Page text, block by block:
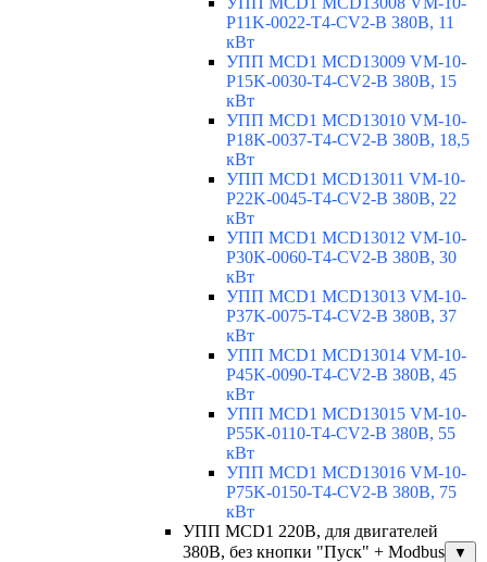
P11K-0022-T4-CV2-B 380В, 11
кВт
УПП MCD1 MCD13009 VM-10-
P15K-0030-T4-CV2-B 380В, 15
кВт
УПП MCD1 MCD13010 VM-10-
P18K-0037-T4-CV2-B 380В, 18,5
кВт
УПП MCD1 MCD13011 VM-10-
P22K-0045-T4-CV2-B 380В, 22
кВт
УПП MCD1 MCD13012 VM-10-
P30K-0060-T4-CV2-B 380В, 30
кВт
УПП MCD1 MCD13013 VM-10-
P37K-0075-T4-CV2-B 380В, 37
кВт
УПП MCD1 MCD13014 VM-10-
P45K-0090-T4-CV2-B 380В, 45
кВт
УПП MCD1 MCD13015 VM-10-
P55K-0110-T4-CV2-B 380В, 55
кВт
УПП MCD1 MCD13016 VM-10-
P75K-0150-T4-CV2-B 380В, 75
кВт
УПП MCD1 220В, для двигателей
380В, без кнопки "Пуск" + Modbus
▼